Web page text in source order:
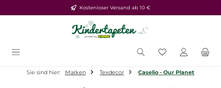
Zum Hauptinhalt springenKostenloser Versand ab 10 €
Du hast 0
Sie sind hier: Marken Texdecor Caselio - Our Planet